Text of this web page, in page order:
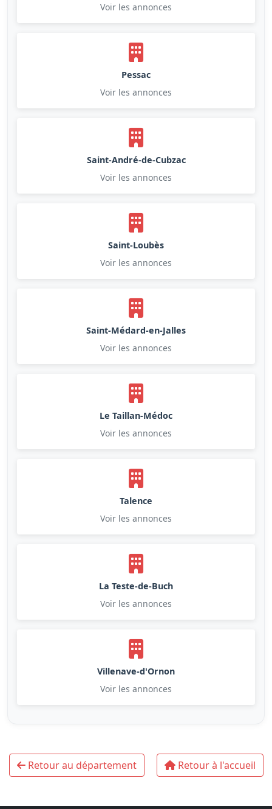
Voir les annonces
Pessac
Voir les annonces
Saint-André-de-Cubzac
Voir les annonces
Saint-Loubès
Voir les annonces
Saint-Médard-en-Jalles
Voir les annonces
Le Taillan-Médoc
Voir les annonces
Talence
Voir les annonces
La Teste-de-Buch
Voir les annonces
Villenave-d'Ornon
Voir les annonces
Retour au département Retour à l'accueil